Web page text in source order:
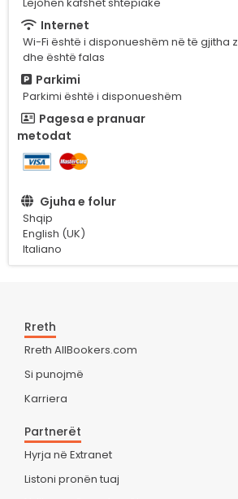
Internet
Wi-Fi është i disponueshëm në të gjitha
dhe është falas
Parkimi
Parkimi është i disponueshëm
Pagesa e pranuar
metodat
Gjuha e folur
Shqip
English (UK)
Italiano
Rreth
Rreth AllBookers.com
Si punojmë
Karriera
Partnerët
Hyrja në Extranet
Listoni pronën tuaj